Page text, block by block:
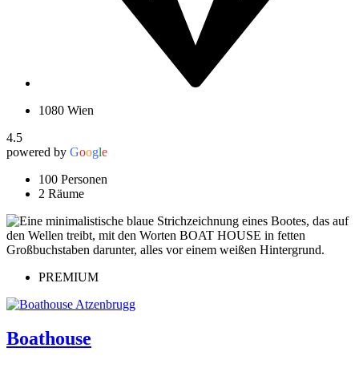
1080 Wien
4.5
powered by Google
100 Personen
2 Räume
PREMIUM
Boathouse